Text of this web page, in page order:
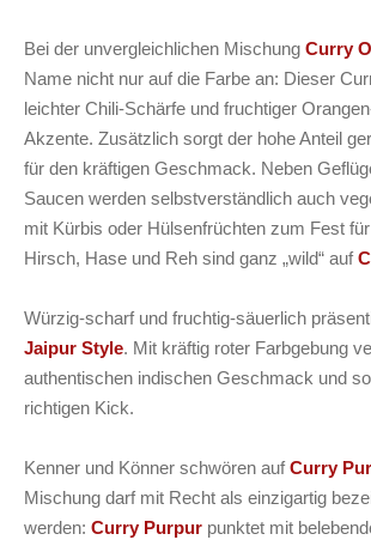
Bei der unvergleichlichen Mischung Curry
Name nicht nur auf die Farbe an: Dieser
leichter Chili-Schärfe und fruchtiger
Akzente. Zusätzlich sorgt der hohe Anteil
für den kräftigen Geschmack. Neben
Saucen werden selbstverständlich auch
mit Kürbis oder Hülsenfrüchten zum Fest
Hirsch, Hase und Reh sind ganz „wild“ auf
Würzig-scharf und fruchtig-säuerlich
Jaipur Style. Mit kräftig roter Farbgebung
authentischen indischen Geschmack und
richtigen Kick.
Kenner und Könner schwören aufCurry
Mischung darf mit Recht als einzigartig
werden: Curry Purpur punktet mit